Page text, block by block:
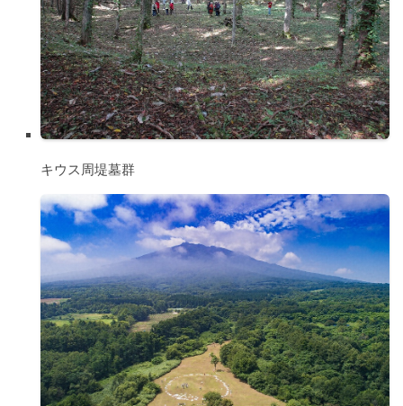
キウス周堤墓群